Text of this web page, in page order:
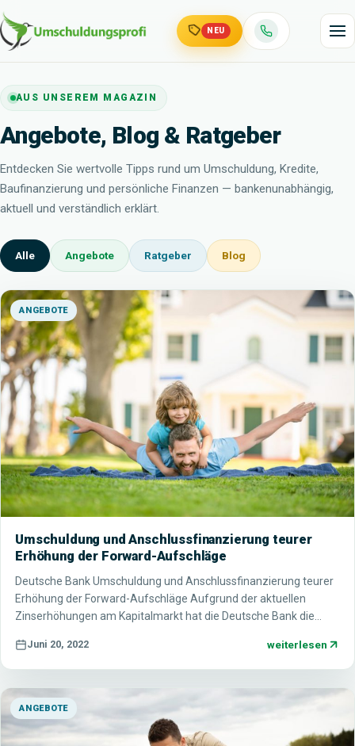
NEU
AUS UNSEREM MAGAZIN
Angebote, Blog & Ratgeber
Entdecken Sie wertvolle Tipps rund um Umschuldung, Kredite,
Baufinanzierung und persönliche Finanzen — bankenunabhängig,
aktuell und verständlich erklärt.
Alle Angebote Ratgeber Blog
ANGEBOTE
Umschuldung und Anschlussfinanzierung teurer
Erhöhung der Forward-Aufschläge
Deutsche Bank Umschuldung und Anschlussfinanzierung teurer
Erhöhung der Forward-Aufschläge Aufgrund der aktuellen
Zinserhöhungen am Kapitalmarkt hat die Deutsche Bank die…
Juni 20, 2022 weiterlesen
ANGEBOTE